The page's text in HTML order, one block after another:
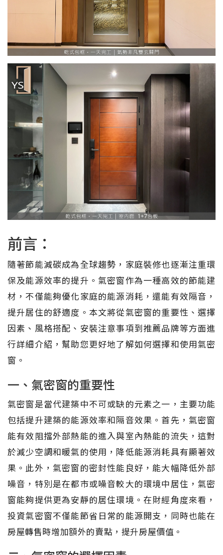
前言：
隨著節能減碳成為全球趨勢，家庭裝修也逐漸注重環
保及能源效率的提升。氣密窗作為一種高效的節能建
材，不僅能夠優化家庭的能源消耗，還能有效隔音，
提升居住的舒適度。本文將從氣密窗的重要性、選擇
因素、風格搭配、安裝注意事項到推薦品牌等方面進
行詳細介紹，幫助您更好地了解如何選擇和使用氣密
窗。
一、氣密窗的重要性
氣密窗是當代建築中不可或缺的元素之一，主要功能
包括提升建築的能源效率和隔音效果。首先，氣密窗
能有效阻擋外部熱能的進入與室內熱能的流失，這對
於減少空調和暖氣的使用，降低能源消耗具有顯著效
果。此外，氣密窗的密封性能良好，能大幅降低外部
噪音，特別是在都市或噪音較大的環境中居住，氣密
窗能夠提供更為安靜的居住環境。在財經角度來看，
投資氣密窗不僅能節省日常的能源開支，同時也能在
房屋轉售時增加額外的賣點，提升房屋價值。